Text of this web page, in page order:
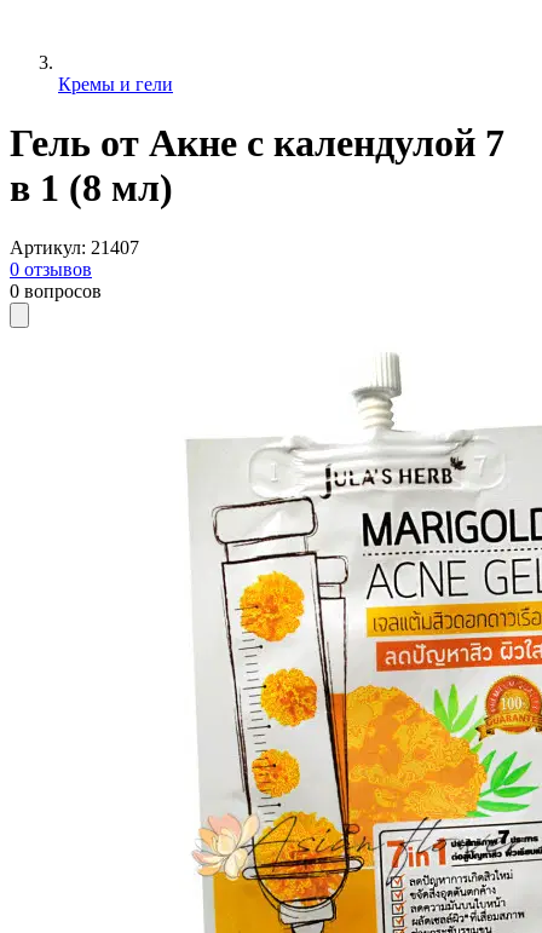
Кремы и гели
Гель от Акне с календулой 7
в 1 (8 мл)
Артикул: 21407
0 отзывов
0 вопросов